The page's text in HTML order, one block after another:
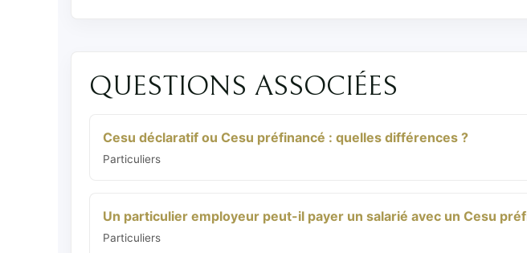
QUESTIONS ASSOCIÉES
Cesu déclaratif ou Cesu préfinancé : quelles différences ?
Particuliers
Un particulier employeur peut-il payer un salarié avec un Cesu
Particuliers